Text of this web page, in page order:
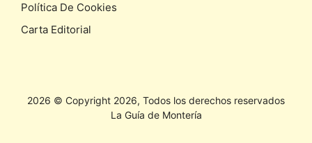
Política De Cookies
Carta Editorial
2026 © Copyright 2026, Todos los derechos reservados
La Guía de Montería